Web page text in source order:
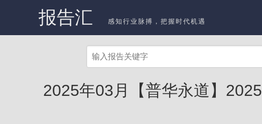
报告汇 感知行业脉搏，把握时代机遇
2025年03月【普华永道】